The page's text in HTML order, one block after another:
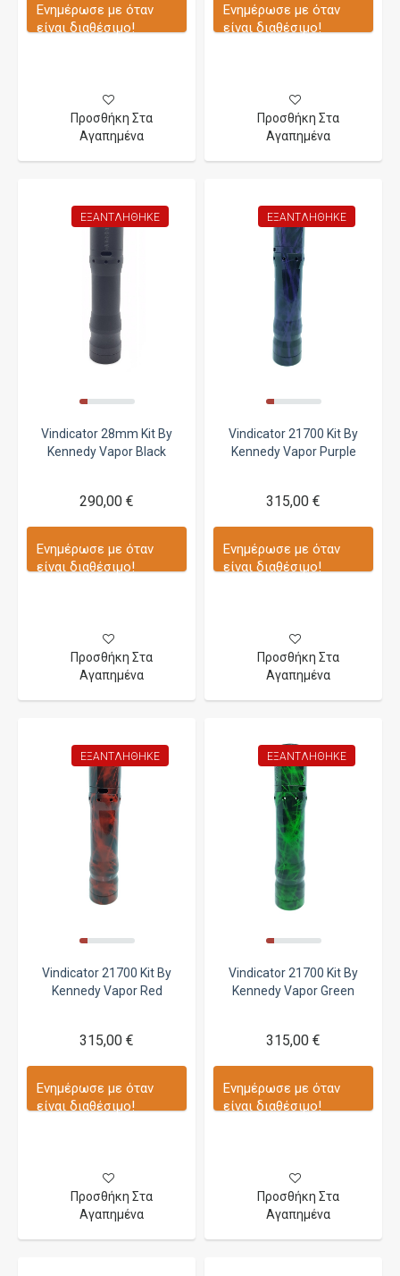
Ενημέρωσε με όταν
είναι διαθέσιμο!
Προσθήκη Στα
Αγαπημένα
Ενημέρωσε με όταν
είναι διαθέσιμο!
Προσθήκη Στα
Αγαπημένα
ΕΞΑΝΤΛΉΘΗΚΕ
Vindicator 28mm Kit By
Kennedy Vapor Black
290,00 €
Ενημέρωσε με όταν
είναι διαθέσιμο!
Προσθήκη Στα
Αγαπημένα
ΕΞΑΝΤΛΉΘΗΚΕ
Vindicator 21700 Kit By
Kennedy Vapor Purple
315,00 €
Ενημέρωσε με όταν
είναι διαθέσιμο!
Προσθήκη Στα
Αγαπημένα
ΕΞΑΝΤΛΉΘΗΚΕ
Vindicator 21700 Kit By
Kennedy Vapor Red
315,00 €
Ενημέρωσε με όταν
είναι διαθέσιμο!
Προσθήκη Στα
Αγαπημένα
ΕΞΑΝΤΛΉΘΗΚΕ
Vindicator 21700 Kit By
Kennedy Vapor Green
315,00 €
Ενημέρωσε με όταν
είναι διαθέσιμο!
Προσθήκη Στα
Αγαπημένα